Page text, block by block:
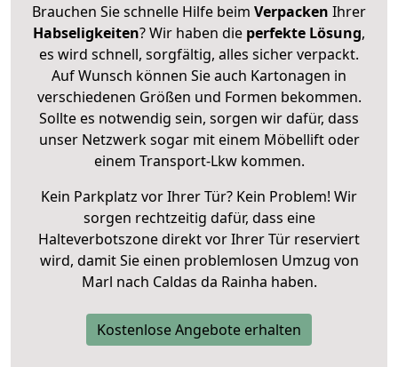
Brauchen Sie schnelle Hilfe beim Verpacken Ihrer
Habseligkeiten? Wir haben die perfekte Lösung,
es wird schnell, sorgfältig, alles sicher verpackt.
Auf Wunsch können Sie auch Kartonagen in
verschiedenen Größen und Formen bekommen.
Sollte es notwendig sein, sorgen wir dafür, dass
unser Netzwerk sogar mit einem Möbellift oder
einem Transport-Lkw kommen.
Kein Parkplatz vor Ihrer Tür? Kein Problem! Wir
sorgen rechtzeitig dafür, dass eine
Halteverbotszone direkt vor Ihrer Tür reserviert
wird, damit Sie einen problemlosen Umzug von
Marl nach Caldas da Rainha haben.
Kostenlose Angebote erhalten